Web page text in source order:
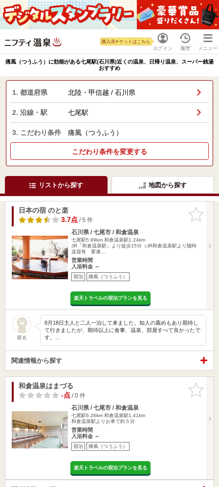
ログイン
購入済チケットはこちら
履歴 メニュー
痛風（つうふう）に効能がある七尾駅(石川県)近くの温泉、日帰り温泉、スーパー銭湯
おすすめ
1. 都道府県 北陸・甲信越 / 石川県
2. 沿線・駅 七尾駅
3. こだわり条件 痛風（つうふう）
こだわり条件を変更する
リストから探す 地図から探す
お気に入
りに追加
日本の宿 のと楽
3.7点/ 5 件
石川県 / 七尾市 / 和倉温泉
七尾駅5.99km 和倉温泉駅1.24km
JR「和倉温泉駅」より徒歩15分（JR和倉温泉駅より随時
送迎有 要連…
営業時間
入浴料金 ～
宿泊 痛風（つうふう）
楽天トラベルの宿泊プランを見る
匿名
8月18日主人と二人一泊して来ました。知人の薦めもあり期待し
て行きましたが、期待以上に食事、温泉、部屋すべて良かったで
す。…
関連情報から探す
お気に入
りに追加
和倉温泉はまづる
-点/ 0 件
石川県 / 七尾市 / 和倉温泉
七尾駅6.26km 和倉温泉駅1.41km
和倉温泉駅よりお車で約５分
営業時間
入浴料金 ～
宿泊 痛風（つうふう）
楽天トラベルの宿泊プランを見る